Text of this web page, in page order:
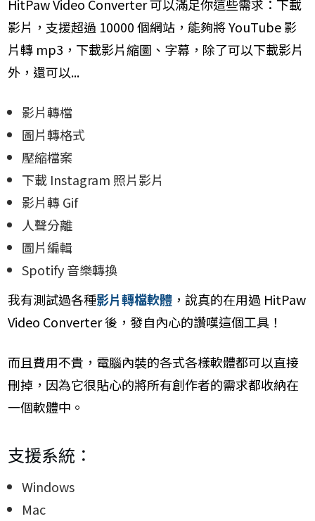
HitPaw Video Converter 可以滿足你這些需求：下載
影片，支援超過 10000 個網站，能夠將 YouTube 影
片轉 mp3，下載影片縮圖、字幕，除了可以下載影片
外，還可以...
影片轉檔
圖片轉格式
壓縮檔案
下載 Instagram 照片影片
影片轉 Gif
人聲分離
圖片編輯
Spotify 音樂轉換
我有測試過各種影片轉檔軟體 ，說真的在用過 HitPaw
Video Converter 後，發自內心的讚嘆這個工具！
而且費用不貴，電腦內裝的各式各樣軟體都可以直接
刪掉，因為它很貼心的將所有創作者的需求都收納在
一個軟體中。
支援系統：
Windows
Mac